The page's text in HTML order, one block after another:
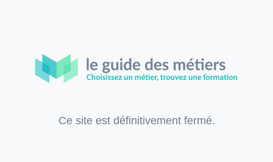
Ce site est définitivement fermé.